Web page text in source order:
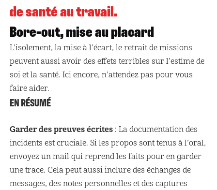
de santé au travail.
Bore-out, mise au placard
L’isolement, la mise à l’écart, le retrait de missions
peuvent aussi avoir des effets terribles sur l’estime de
soi et la santé. Ici encore, n’attendez pas pour vous
faire aider.
EN RÉSUMÉ
Garder des preuves écrites : La documentation des
incidents est cruciale. Si les propos sont tenus à l’oral,
envoyez un mail qui reprend les faits pour en garder
une trace. Cela peut aussi inclure des échanges de
messages, des notes personnelles et des captures